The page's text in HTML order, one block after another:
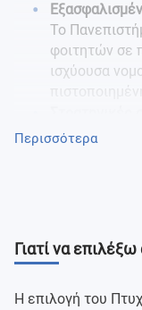
Το
φοιτητών σε
ισχύουσα
και δομές
αποφοίτηση.
Περισσότερα
Γιατί να
Η επιλογή του